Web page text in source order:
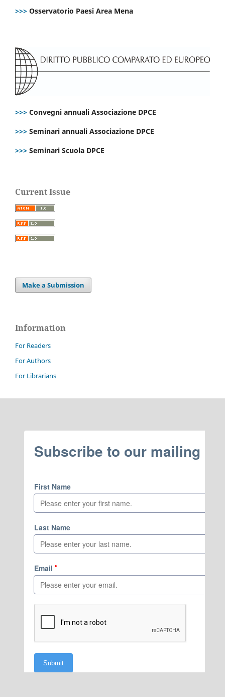
>>> Osservatorio Paesi Area Mena
>>> Convegni annuali Associazione DPCE
>>> Seminari annuali Associazione DPCE
>>> Seminari Scuola DPCE
Current Issue
Make a Submission
Information
For Readers
For Authors
For Librarians